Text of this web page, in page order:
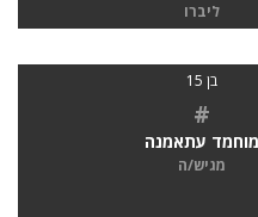
ליברו
בן 15
#
מוחמד עתאמנה
מגיש/ה